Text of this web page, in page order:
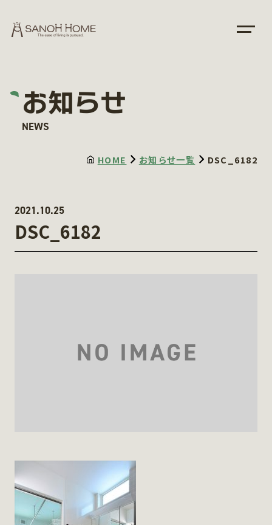
お知らせ
NEWS
HOME お知らせ一覧 DSC_6182
2021.10.25
DSC_6182